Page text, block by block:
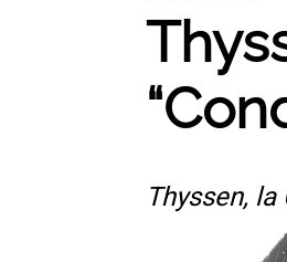
Thyssen,